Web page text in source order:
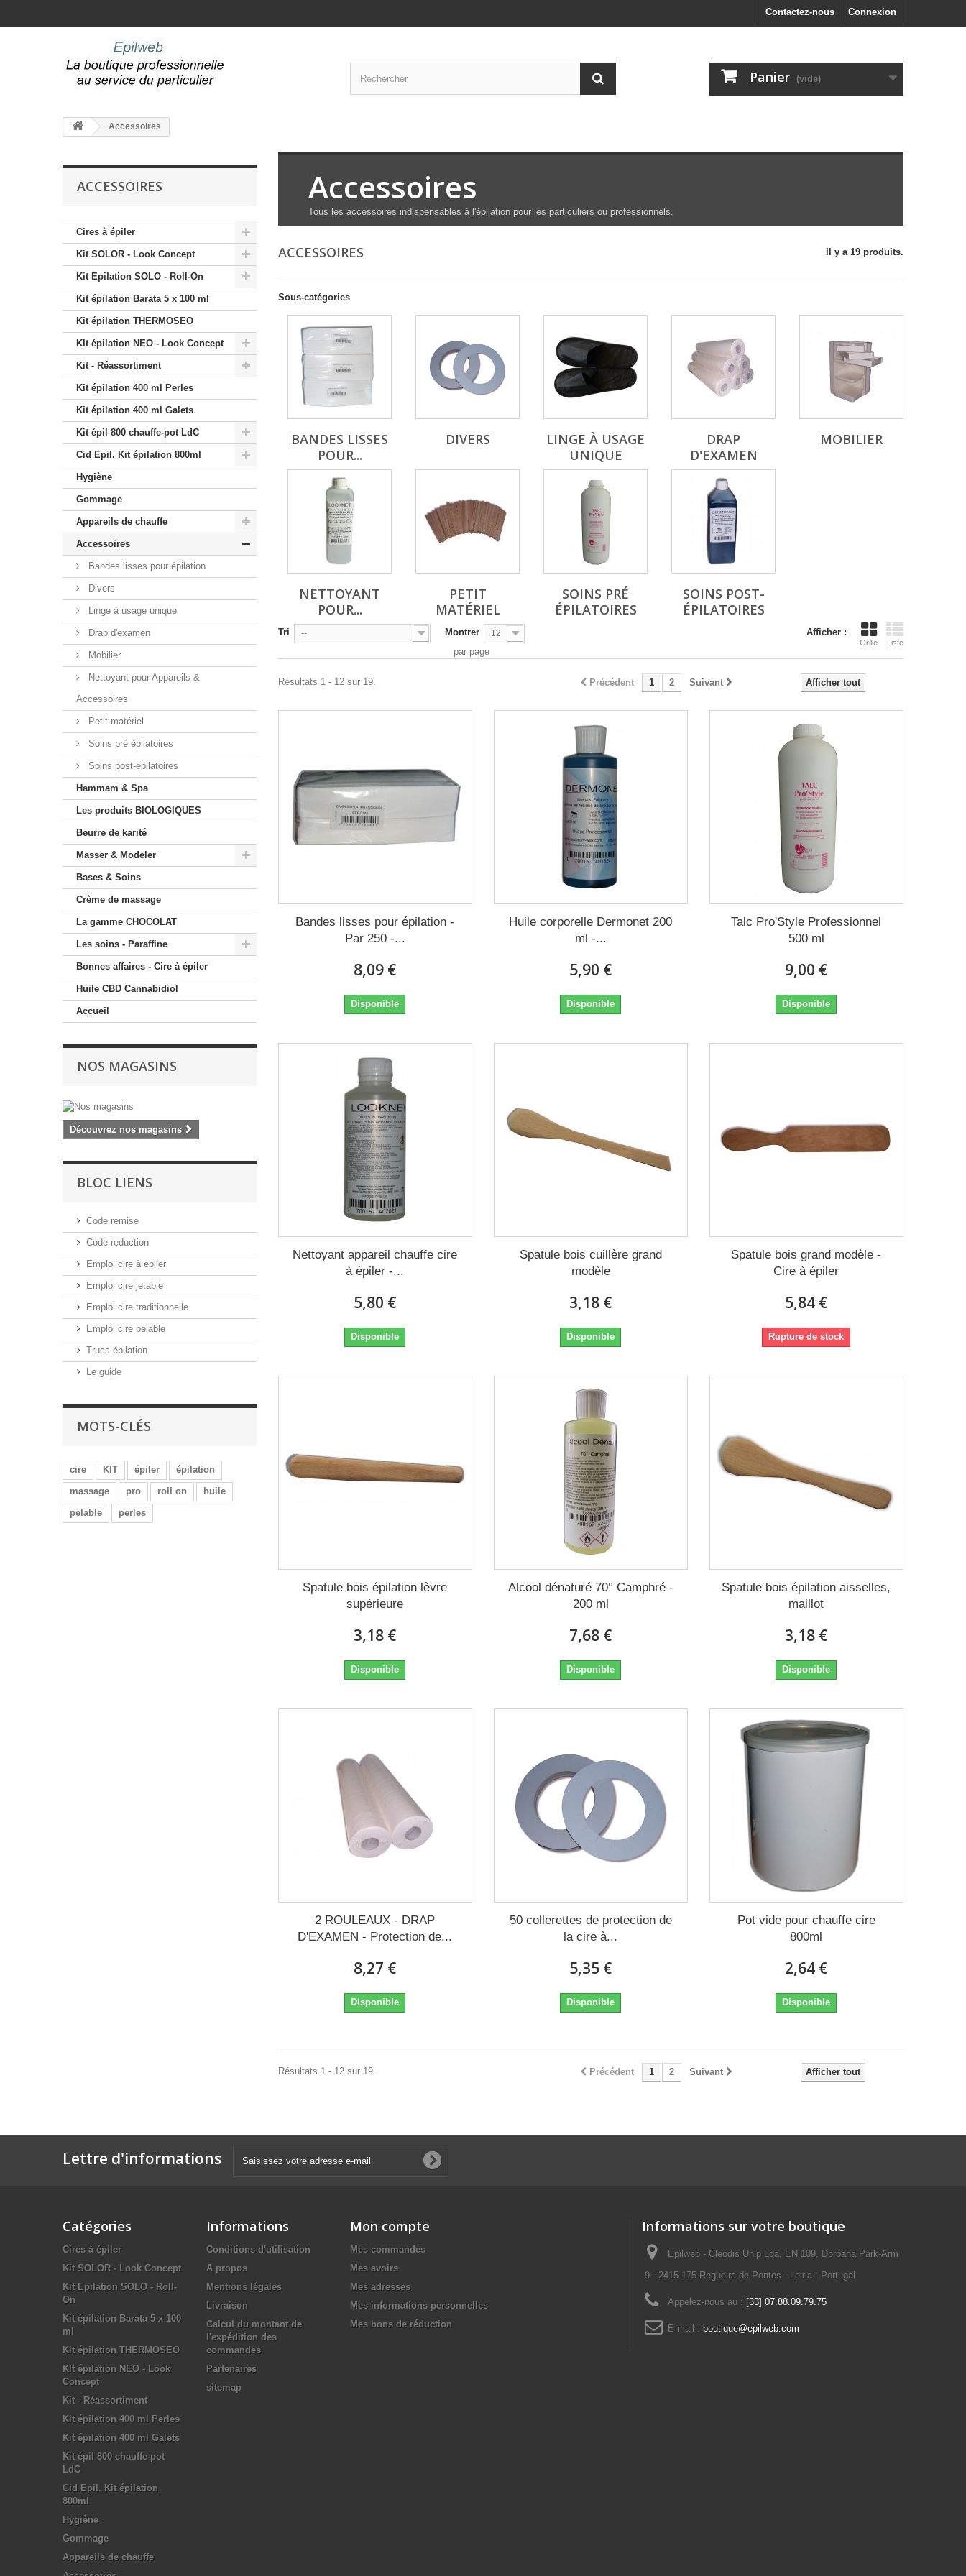
Connexion
Contactez-nous
Panier (vide)
Accessoires
ACCESSOIRES
Cires à épiler
Kit SOLOR - Look Concept
Kit Epilation SOLO - Roll-On
Kit épilation Barata 5 x 100 ml
Kit épilation THERMOSEO
KIt épilation NEO - Look Concept
Kit - Réassortiment
Kit épilation 400 ml Perles
Kit épilation 400 ml Galets
Kit épil 800 chauffe-pot LdC
Cid Epil. Kit épilation 800ml
Hygiène
Gommage
Appareils de chauffe
Accessoires
Bandes lisses pour épilation
Divers
Linge à usage unique
Drap d'examen
Mobilier
Nettoyant pour Appareils &
Accessoires
Petit matériel
Soins pré épilatoires
Soins post-épilatoires
Hammam & Spa
Les produits BIOLOGIQUES
Beurre de karité
Masser & Modeler
Bases & Soins
Crème de massage
La gamme CHOCOLAT
Les soins - Paraffine
Bonnes affaires - Cire à épiler
Huile CBD Cannabidiol
Accueil
NOS MAGASINS
Découvrez nos magasins
BLOC LIENS
Code remise
Code reduction
Emploi cire à épiler
Emploi cire jetable
Emploi cire traditionnelle
Emploi cire pelable
Trucs épilation
Le guide
MOTS-CLÉS
cire KIT épiler
épilation
massage
pro roll on
huile
pelable
perles
Accessoires
Tous les accessoires indispensables à l'épilation pour les particuliers ou professionnels.
ACCESSOIRES Il y a 19 produits.
Sous-catégories
BANDES LISSES
POUR...
DIVERS
LINGE À USAGE
UNIQUE
DRAP
D'EXAMEN
MOBILIER
NETTOYANT
POUR...
PETIT
MATÉRIEL
SOINS PRÉ
ÉPILATOIRES
SOINS POST-
ÉPILATOIRES
Afficher :
Grille Liste
Tri -- Montrer 12
par page
Afficher tout
Précédent 1 2 Suivant
Résultats 1 - 12 sur 19.
Bandes lisses pour épilation -
Par 250 -...
8,09 €
Disponible
Huile corporelle Dermonet 200
ml -...
5,90 €
Disponible
Talc Pro'Style Professionnel
500 ml
9,00 €
Disponible
Nettoyant appareil chauffe cire
à épiler -...
5,80 €
Disponible
Spatule bois cuillère grand
modèle
3,18 €
Disponible
Spatule bois grand modèle -
Cire à épiler
5,84 €
Rupture de stock
Spatule bois épilation lèvre
supérieure
3,18 €
Disponible
Alcool dénaturé 70° Camphré -
200 ml
7,68 €
Disponible
Spatule bois épilation aisselles,
maillot
3,18 €
Disponible
2 ROULEAUX - DRAP
D'EXAMEN - Protection de...
8,27 €
Disponible
50 collerettes de protection de
la cire à...
5,35 €
Disponible
Pot vide pour chauffe cire
800ml
2,64 €
Disponible
Afficher tout
Précédent 1 2 Suivant
Résultats 1 - 12 sur 19.
Lettre d'informations
Catégories
Cires à épiler
Kit SOLOR - Look Concept
Kit Epilation SOLO - Roll-
On
Kit épilation Barata 5 x 100
ml
Kit épilation THERMOSEO
KIt épilation NEO - Look
Concept
Kit - Réassortiment
Kit épilation 400 ml Perles
Kit épilation 400 ml Galets
Kit épil 800 chauffe-pot
LdC
Cid Epil. Kit épilation
800ml
Hygiène
Gommage
Appareils de chauffe
Informations
Conditions d'utilisation
A propos
Mentions légales
Livraison
Calcul du montant de
l'expédition des
commandes
Partenaires
sitemap
Mon compte
Mes commandes
Mes avoirs
Mes adresses
Mes informations personnelles
Mes bons de réduction
Informations sur votre boutique
Epilweb - Cleodis Unip Lda, EN 109, Doroana Park-Arm
9 - 2415-175 Regueira de Pontes - Leiria - Portugal
Appelez-nous au : [33] 07.88.09.79.75
E-mail : boutique@epilweb.com